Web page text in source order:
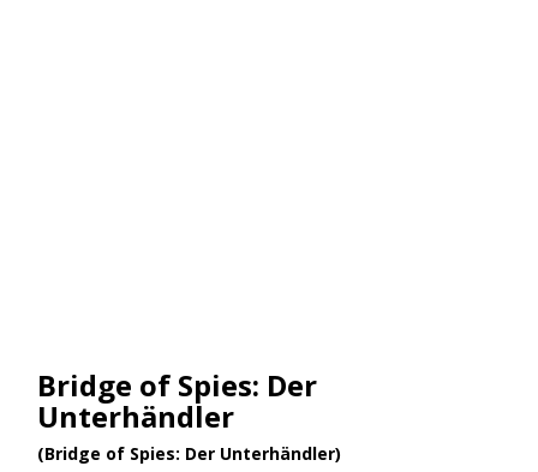
Bridge of Spies: Der
Unterhändler
(Bridge of Spies: Der Unterhändler)